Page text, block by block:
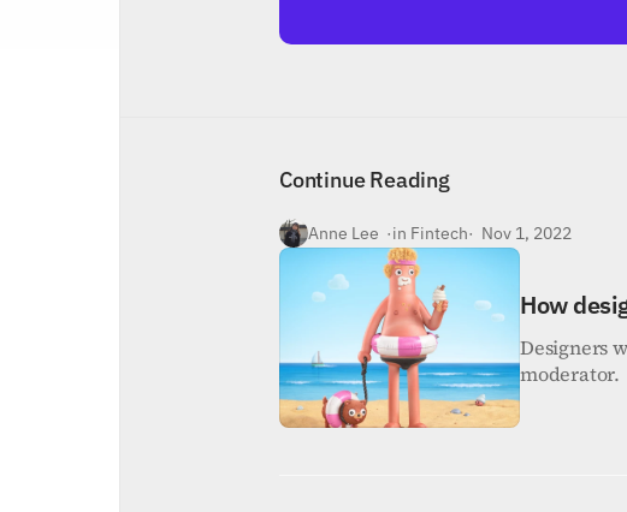
Continue Reading
Anne Lee  ·in Fintech·  Nov 1, 2022
How
Designers
moderator.